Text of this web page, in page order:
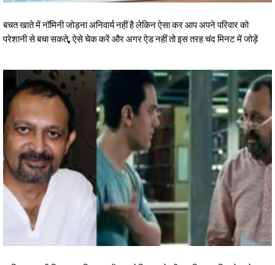
बचत खाते में नॉमिनी जोड़ना अनिवार्य नहीं है लेकिन ऐसा कर आप अपने परिवार को
परेशानी से बचा सकते, ऐसे चेक करें और अगर ऐड नहीं तो इस तरह चंद मिनट में जोड़ें